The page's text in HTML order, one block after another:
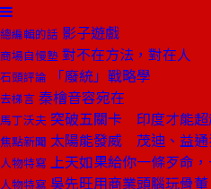
總編輯的話 影子遊戲
商場自慢塾 對不在方法，對在人
石頭評論 「廢統」戰略學
去梯言 秦檜音容宛在
馬丁沃夫 突破五關卡 印度才能超
焦點新聞 太陽能發威 茂迪、益通
人物特寫 上天如果給你一條歹命
人物特寫 吳先旺用商業頭腦玩骨董